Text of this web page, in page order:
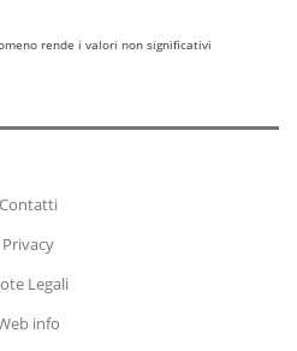
rende i valori non significativi
Contatti
Privacy
Legali
info